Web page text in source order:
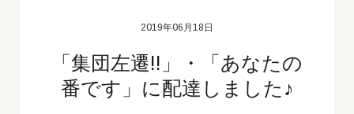
2019年06月18日
「集団左遷!!」・「あなたの
番です」に配達しました♪